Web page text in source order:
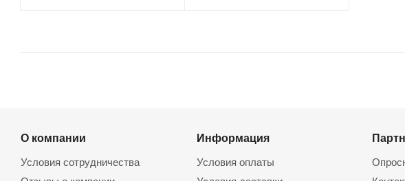
О компании
Условия сотрудничества
Информация
Условия оплаты